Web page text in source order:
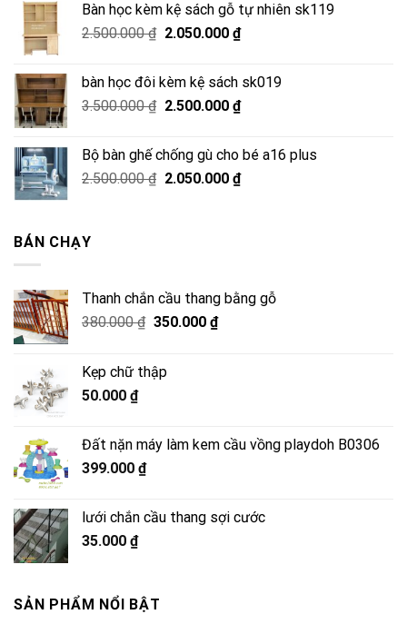
3.500.000 ₫.là:
2.900.000 ₫.
Bàn học kèm kệ sách gỗ tự nhiên sk119
2.500.000₫ Giá
2.500.000 ₫.
2.050.000 ₫Giá
là:
2.050.000 ₫.
bàn học đôi kèm kệ sách sk019
3.500.000₫ Giá
3.500.000 ₫.
2.500.000 ₫Giá
là:
2.500.000 ₫.
Bộ bàn ghế chống gù cho bé a16 plus
2.500.000₫ Giá
2.050.000 ₫Giá
BÁN CHẠY
Thanh chắn cầu thang bằng gỗ
380.000₫ Giá
380.000 ₫.
350.000 ₫Giá
Kẹp chữ thập
50.000 ₫
Đất nặn máy làm kem cầu vồng playdoh B0306
399.000 ₫
lưới chắn cầu thang sợi cước
35.000 ₫
SẢN PHẨM NỔI BẬT